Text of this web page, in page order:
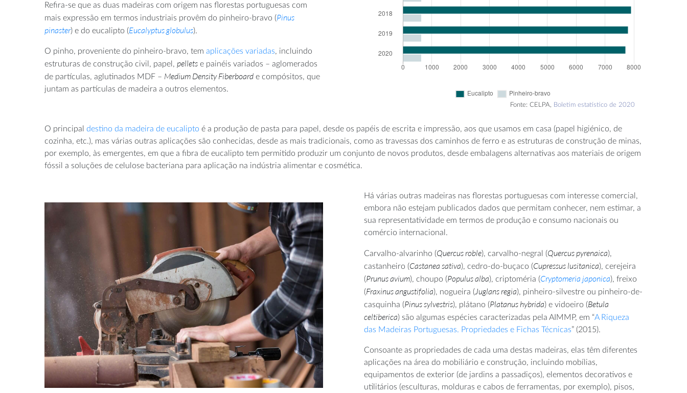
Refira-se que as duas madeiras com origem nas florestas portuguesas com
mais expressão em termos industriais provêm do pinheiro-bravo (Pinus
pinaster) e do eucalipto (Eucalyptus globulus).
O pinho, proveniente do pinheiro-bravo, tem aplicações variadas, incluindo
estruturas de construção civil, papel, pellets e painéis variados – aglomerados
de partículas, aglutinados MDF – Medium Density Fiberboard e compósitos, que
juntam as partículas de madeira a outros elementos.
Fonte: CELPA, Boletim estatístico de 2020
O principal destino da madeira de eucalipto é a produção de pasta para papel, desde os papéis de escrita e impressão, aos que usamos em casa (papel higiénico, de
cozinha, etc.), mas várias outras aplicações são conhecidas, desde as mais tradicionais, como as travessas dos caminhos de ferro e as estruturas de construção de minas,
por exemplo, às emergentes, em que a fibra de eucalipto tem permitido produzir um conjunto de novos produtos, desde embalagens alternativas aos materiais de origem
fóssil a soluções de celulose bacteriana para aplicação na indústria alimentar e cosmética.
Há várias outras madeiras nas florestas portuguesas com interesse comercial,
embora não estejam publicados dados que permitam conhecer, nem estimar, a
sua representatividade em termos de produção e consumo nacionais ou
comércio internacional.
Carvalho-alvarinho (Quercus roble), carvalho-negral (Quercus pyrenaica),
castanheiro (Castanea sativa), cedro-do-buçaco (Cupressus lusitanica), cerejeira
(Prunus avium), choupo (Populus alba), criptoméria (Cryptomeria japonica), freixo
(Fraxinus angustifolia), nogueira (Juglans regia), pinheiro-silvestre ou pinheiro-de-
casquinha (Pinus sylvestris), plátano (Platanus hybrida) e vidoeiro (Betula
celtiberica) são algumas espécies caracterizadas pela AIMMP, em “A Riqueza
das Madeiras Portuguesas. Propriedades e Fichas Técnicas” (2015).
Consoante as propriedades de cada uma destas madeiras, elas têm diferentes
aplicações na área do mobiliário e construção, incluindo mobílias,
equipamentos de exterior (de jardins a passadiços), elementos decorativos e
utilitários (esculturas, molduras e cabos de ferramentas, por exemplo), pisos,